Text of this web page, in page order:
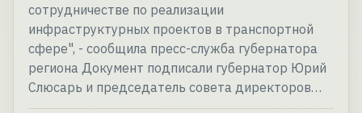
сотрудничестве по реализации
инфраструктурных проектов в транспортной
сфере", - сообщила пресс-служба губернатора
региона Документ подписали губернатор Юрий
Слюсарь и председатель совета директоров…